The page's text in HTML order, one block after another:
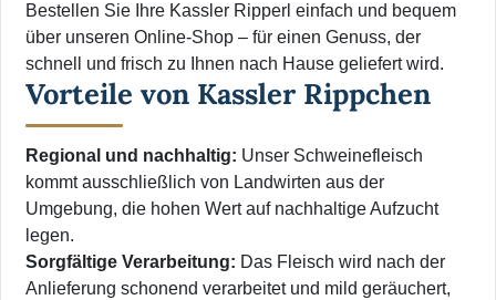
Bestellen Sie Ihre Kassler Ripperl einfach und bequem
über unseren Online-Shop – für einen Genuss, der
schnell und frisch zu Ihnen nach Hause geliefert wird.
Vorteile von Kassler Rippchen
Regional und nachhaltig: Unser Schweinefleisch
kommt ausschließlich von Landwirten aus der
Umgebung, die hohen Wert auf nachhaltige Aufzucht
legen.
Sorgfältige Verarbeitung: Das Fleisch wird nach der
Anlieferung schonend verarbeitet und mild geräuchert,